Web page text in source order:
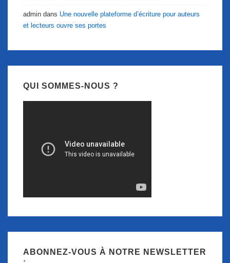
admin dans Une nouvelle plateforme d’écriture pour auteurs
et lecteurs ouvre ses portes
QUI SOMMES-NOUS ?
ABONNEZ-VOUS À NOTRE NEWSLETTER